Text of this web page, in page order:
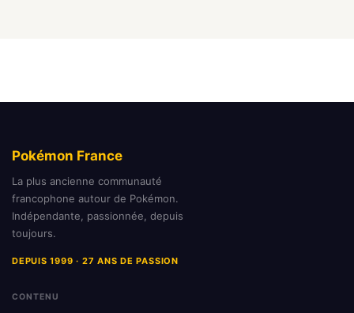
Pokémon France
La plus ancienne communauté
francophone autour de Pokémon.
Indépendante, passionnée, depuis
toujours.
DEPUIS 1999 · 27 ANS DE PASSION
CONTENU